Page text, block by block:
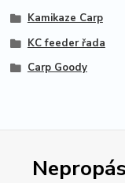
Kamikaze Carp
KC feeder řada
Carp Goody